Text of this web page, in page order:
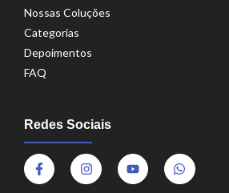
Nossas Coluções
Categorias
Depoimentos
FAQ
Redes Sociais